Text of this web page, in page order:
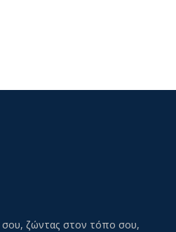
ζώντας στον τόπο σου,